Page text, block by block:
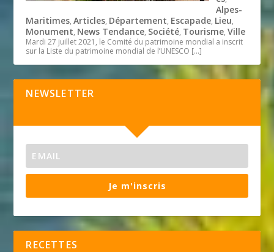
Alpes-
Maritimes,Articles, Département, Escapade, Lieu,
Monument, News Tendance, Société, Tourisme,Ville
Mardi 27 juillet 2021, le Comité du patrimoine mondial a inscrit
sur la Liste du patrimoine mondial de l’UNESCO […]
NEWSLETTER
Je m'inscris
RECETTES